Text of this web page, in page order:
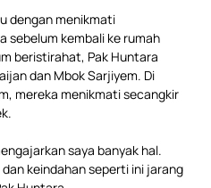
dengan menikmati
sebelum kembali ke rumah
beristirahat, Pak Huntara
dan Mbok Sarjiyem. Di
mereka menikmati secangkir
saya banyak hal.
keindahan seperti ini jarang